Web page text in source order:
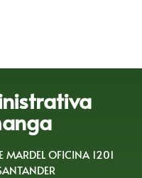
MARDEL OFICINA 1201